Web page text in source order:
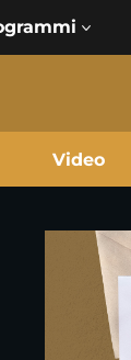
Video